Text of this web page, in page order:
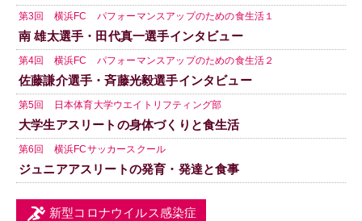
第3回 横浜FC パフォーマンスアップのための食生活１
南 雄太選手・田代真一選手インタビュー
第4回 横浜FC パフォーマンスアップのための食生活２
佐藤謙介選手・斉藤光毅選手インタビュー
第5回 日本体育大学ウエイトリフティング部
大学生アスリートの身体づくりと食生活
第6回 横浜FCサッカースクール
ジュニアアスリートの発育・発達と食事
新型コロナウイルス感染症